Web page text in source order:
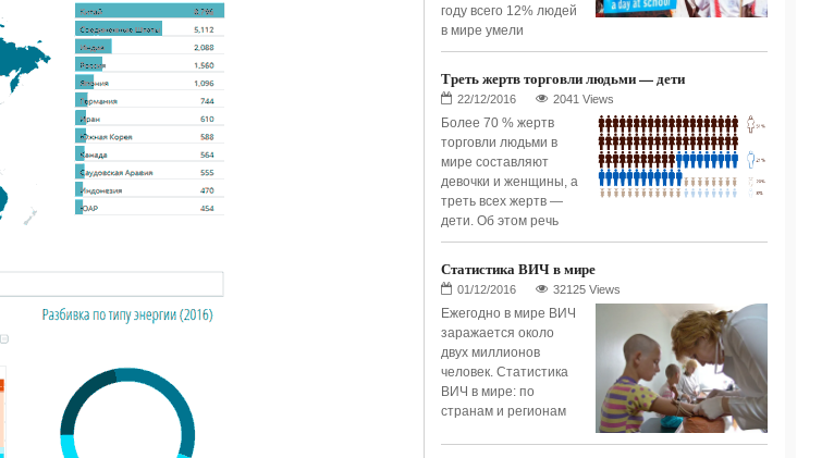
году всего 12% людей
в мире умели
Треть жертв торговли людьми — дети
2041 Views
Более 70 % жертв
торговли людьми в
мире составляют
девочки и женщины, а
треть всех жертв —
дети. Об этом речь
Статистика ВИЧ в мире
32125 Views
Ежегодно в мире ВИЧ
заражается около
двух миллионов
человек. Статистика
ВИЧ в мире: по
странам и регионам